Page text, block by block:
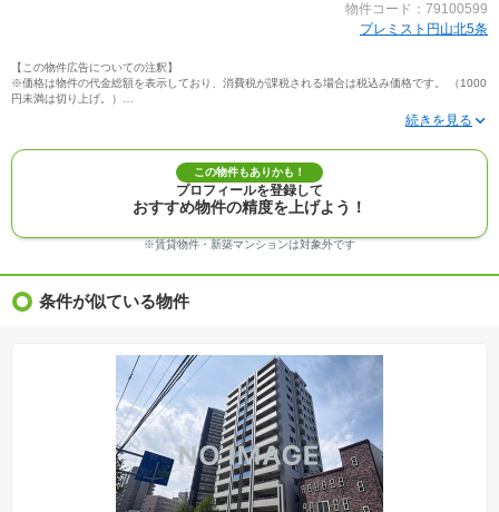
物件コード：79100599
プレミスト円山北5条
【この物件広告についての注釈】
※価格は物件の代金総額を表示しており、消費税が課税される場合は税込み価格です。 （1000
円未満は切り上げ。）
※写真に写っている、またはパース（絵）や間取り図に描かれている家具や車などは、特にコ
※建築条件付き土地価格には、建物価格は含まれません。
※物件情報は、原則として情報提供日の２日前に最終確認した情報です。
※完成予想図はいずれも外構、植栽、外観等実際のものとは多少異なることがあります。
※モデルルーム・モデルハウス・展示場・ショールームの画像の場合、今回販売の物件と異な
※ＣＧ合成の画像の場合、実際とは多少異なる場合があります。
※物件特徴：販売戸数が複数の物件は、全ての住戸に該当しない項目もあります。
※価格更新：物件価格が変更された日から１週間表示されます。
※建築条件土地の情報内に掲載されている、建物プラン例は、土地購入者の設計プランの参考
の一例であって、プランの採用可否は任意です。
※土地（建築条件なし）で「建物プラン例」が表記してある時、そのプラン例は特定の建築請
負会社によるもので、当該建築請負会社以外で建てた場合、同様のものが同価格で建てられる
とは限りません。また建築請負会社を特定するものではありません。
※建築条件付き土地とは、その土地に建築する建物の建築請負契約が、一定期間内に成立する
ことを条件として売買される土地のことをいいます。建築請負契約成立に向けて設計プランを
協議するため、土地購入者が自己の希望する建物の設計協議をするために必要な相当の期間の
交渉期間が設定され、その期間内で希望を満たすプランが実現できたかどうかにより結論を出
します。なお、この期間は概ね3ヶ月程度とされています。納得のいくプランが出来ず、建築請
この物件もありかも！
プロフィールを登録して
おすすめ物件の精度を上げよう！
※賃貸物件・新築マンションは対象外です
条件が似ている物件